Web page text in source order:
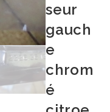
seur
gauch
e
chrom
é